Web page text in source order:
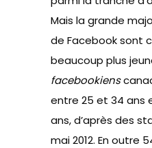
Mais la grande
de Facebook sont
beaucoup plus
facebookiens
entre 25 et 34 ans
ans, d’après des
mai 2012. En outre